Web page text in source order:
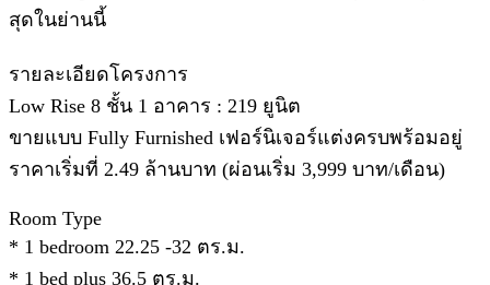
สุดในย่านนี้
รายละเอียดโครงการ
Low Rise 8 ชั้น 1 อาคาร : 219 ยูนิต
ขายแบบ Fully Furnished เฟอร์นิเจอร์แต่งครบพร้อมอยู่
ราคาเริ่มที่ 2.49 ล้านบาท (ผ่อนเริ่ม 3,999 บาท/เดือน)
Room Type
* 1 bedroom 22.25 -32 ตร.ม.
* 1 bed plus 36.5 ตร.ม.